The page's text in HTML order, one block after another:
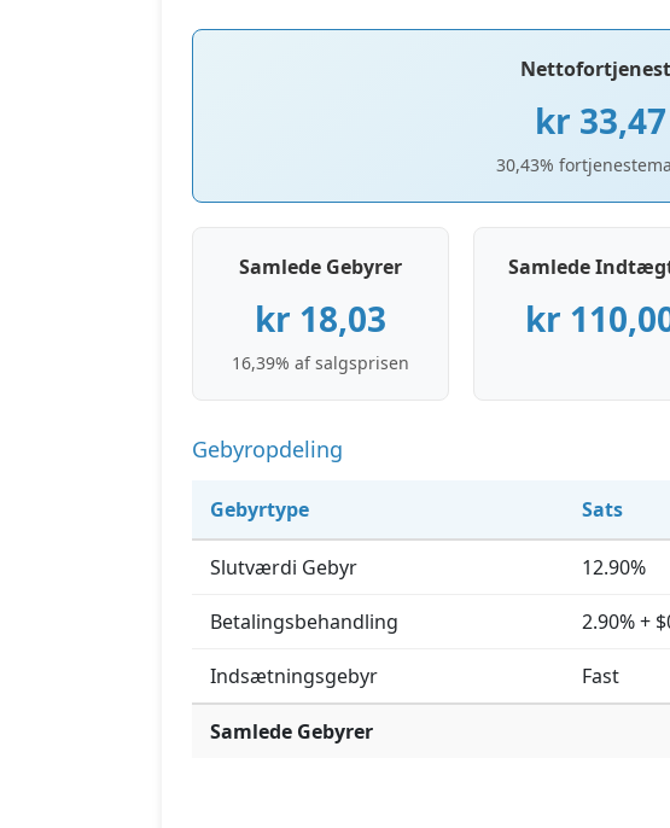
kr 33,47
30,43%
Samlede Gebyrer
kr 18,03
16,39% af salgsprisen
Samlede
kr
Gebyropdeling
Gebyrtype Sats
Slutværdi Gebyr 12.90%
Betalingsbehandling 2.90% +
Indsætningsgebyr Fast
Samlede Gebyrer